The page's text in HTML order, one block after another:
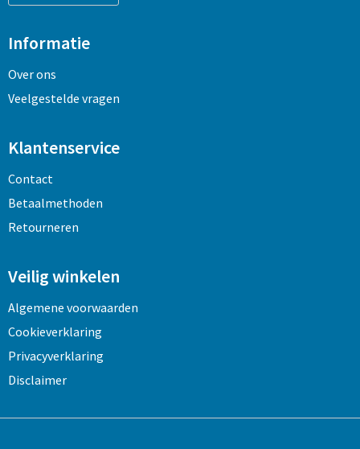
Informatie
Over ons
Veelgestelde vragen
Klantenservice
Contact
Betaalmethoden
Retourneren
Veilig winkelen
Algemene voorwaarden
Cookieverklaring
Privacyverklaring
Disclaimer